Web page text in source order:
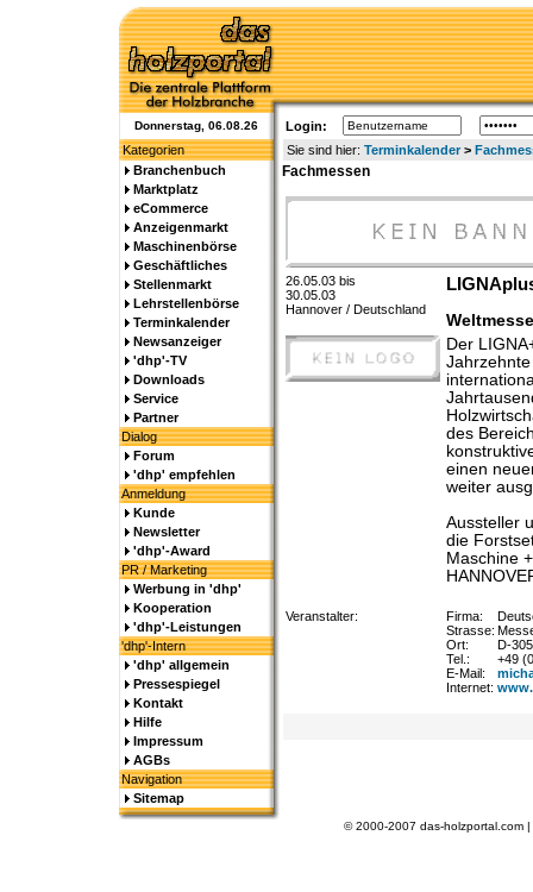
Donnerstag, 06.08.26
Login:
Kategorien
Sie sind hier: Terminkalender>
Branchenbuch
Marktplatz
eCommerce
Anzeigenmarkt
Maschinenbörse
Geschäftliches
Stellenmarkt
Lehrstellenbörse
Terminkalender
Newsanzeiger
'dhp'-TV
Downloads
Service
Partner
Dialog
Forum
'dhp' empfehlen
Anmeldung
Kunde
Newsletter
'dhp'-Award
PR / Marketing
Werbung in 'dhp'
Kooperation
'dhp'-Leistungen
'dhp'-Intern
'dhp' allgemein
Pressespiegel
Kontakt
Hilfe
Impressum
AGBs
Navigation
Sitemap
Fachmessen
26.05.03 bis
30.05.03
Hannover / Deutschland
Der
des
einen
weiter
Aussteller
die
Maschine
Veranstalter: Firma:
Strasse:
Ort:
D-
Tel.:
+49
E-Mail:
Internet:
© 2000-2007 das-holzportal.com |